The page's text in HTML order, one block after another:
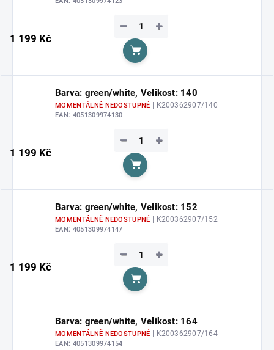
1 199 Kč
+
−
Do košíku
Barva: green/white, Velikost: 140
MOMENTÁLNĚ NEDOSTUPNÉ | K200362907/140
EAN: 4051309974130
1 199 Kč
+
−
Do košíku
Barva: green/white, Velikost: 152
MOMENTÁLNĚ NEDOSTUPNÉ | K200362907/152
EAN: 4051309974147
1 199 Kč
+
−
Do košíku
Barva: green/white, Velikost: 164
MOMENTÁLNĚ NEDOSTUPNÉ | K200362907/164
EAN: 4051309974154